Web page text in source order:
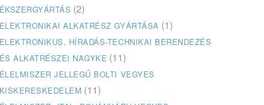
ÉKSZERGYÁRTÁS (2)
ELEKTRONIKAI ALKATRÉSZ GYÁRTÁSA (1)
ELEKTRONIKUS, HÍRADÁS-TECHNIKAI BERENDEZÉS
ÉS ALKATRÉSZEI NAGYKE (11)
ÉLELMISZER JELLEGŰ BOLTI VEGYES
KISKERESKEDELEM (11)